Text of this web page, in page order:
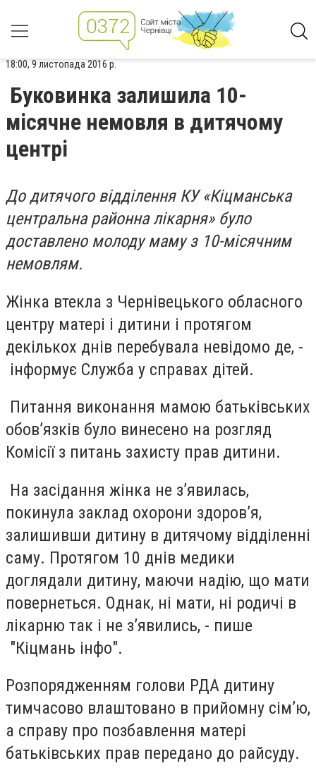
18:00, 9 листопада 2016 р.
Буковинка залишила 10-
місячне немовля в дитячому
центрі
До дитячого відділення КУ «Кіцманська
центральна районна лікарня» було
доставлено молоду маму з 10-місячним
немовлям.
Жінка втекла з Чернівецького обласного
центру матері і дитини і протягом
декількох днів перебувала невідомо де, -
інформує Служба у справах дітей.
Питання виконання мамою батьківських
обов’язків було винесено на розгляд
Комісії з питань захисту прав дитини.
На засідання жінка не з’явилась,
покинула заклад охорони здоров’я,
залишивши дитину в дитячому відділенні
саму. Протягом 10 днів медики
доглядали дитину, маючи надію, що мати
повернеться. Однак, ні мати, ні родичі в
лікарню так і не з’явились, - пише
"Кіцмань інфо".
Розпорядженням голови РДА дитину
тимчасово влаштовано в прийомну сім’ю,
а справу про позбавлення матері
батьківських прав передано до райсуду.